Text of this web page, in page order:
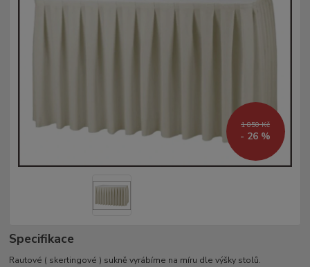
1 850 Kč
- 26 %
Specifikace
Rautové ( skertingové ) sukně vyrábíme na míru dle výšky stolů.